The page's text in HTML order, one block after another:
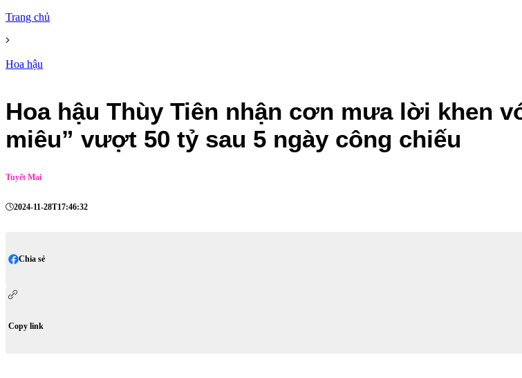
Trang chủ
Hoa hậu
Hoa hậu Thùy Tiên nhận cơn mưa lời khen
miêu” vượt 50 tỷ sau 5 ngày công chiếu
Tuyết Mai
2024-11-28T17:46:32
Chia sẻ
Copy link